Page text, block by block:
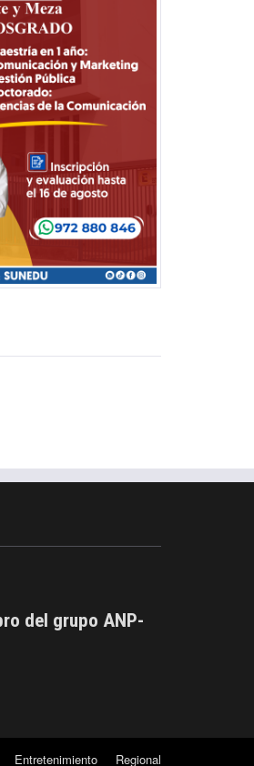
del grupo ANP-
Entretenimiento Regional